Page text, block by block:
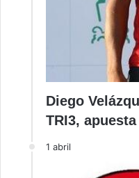
Diego
TRI3,
1 abril